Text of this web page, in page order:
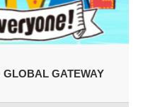
GLOBAL GATEWAY